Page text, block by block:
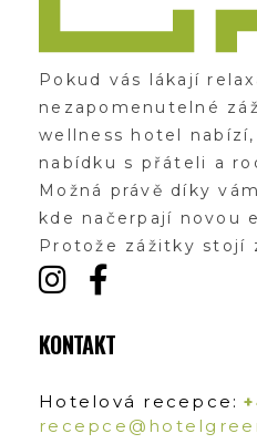
Zážitky Green Paradise
Pokud vás lákají
nezapomenutelné
wellness hotel
nabídku s přáteli a
Možná právě díky
kde načerpají novou
Protože zážitky stojí
KONTAKT
Hotelová recepce: